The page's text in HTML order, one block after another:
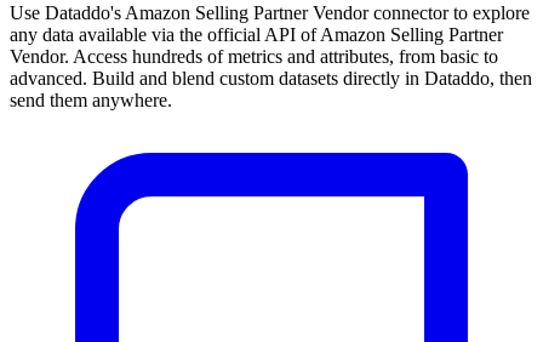
Use Dataddo's Amazon Selling Partner Vendor connector to explore
any data available via the official API of Amazon Selling Partner
Vendor. Access hundreds of metrics and attributes, from basic to
advanced. Build and blend custom datasets directly in Dataddo, then
send them anywhere.